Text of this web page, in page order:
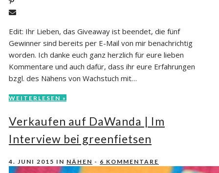
Edit: Ihr Lieben, das Giveaway ist beendet, die fünf
Gewinner sind bereits per E-Mail von mir benachrichtig
worden. Ich danke euch ganz herzlich für eure lieben
Kommentare und auch dafür, dass ihr eure Erfahrungen
bzgl. des Nähens von Wachstuch mit…
WEITERLESEN »
Verkaufen auf DaWanda | Im
Interview bei greenfietsen
4. JUNI 2015 IN NÄHEN - 6 KOMMENTARE